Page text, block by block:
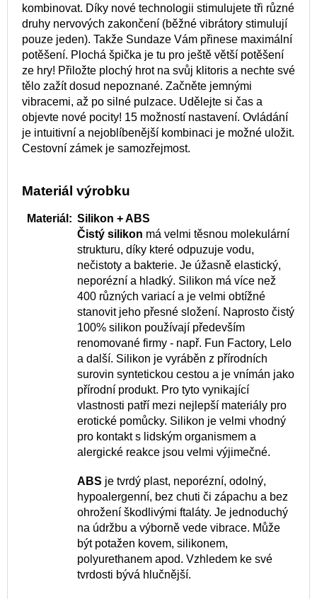
kombinovat. Díky nové technologii stimulujete tři různé
druhy nervových zakončení (běžné vibrátory stimulují
pouze jeden). Takže Sundaze Vám přinese maximální
potěšení. Plochá špička je tu pro ještě větší potěšení
ze hry! Přiložte plochý hrot na svůj klitoris a nechte své
tělo zažít dosud nepoznané. Začněte jemnými
vibracemi, až po silné pulzace. Udělejte si čas a
objevte nové pocity! 15 možností nastavení. Ovládání
je intuitivní a nejoblíbenější kombinaci je možné uložit.
Cestovní zámek je samozřejmost.
Materiál výrobku
Materiál: Silikon + ABS
Čistý silikon má velmi těsnou molekulární
strukturu, díky které odpuzuje vodu,
nečistoty a bakterie. Je úžasně elastický,
neporézní a hladký. Silikon má více než
400 různých variací a je velmi obtížné
stanovit jeho přesné složení. Naprosto čistý
100% silikon používají především
renomované firmy - např. Fun Factory, Lelo
a další. Silikon je vyráběn z přírodních
surovin syntetickou cestou a je vnímán jako
přírodní produkt. Pro tyto vynikající
vlastnosti patří mezi nejlepší materiály pro
erotické pomůcky. Silikon je velmi vhodný
pro kontakt s lidským organismem a
alergické reakce jsou velmi výjimečné.
ABS je tvrdý plast, neporézní, odolný,
hypoalergenní, bez chuti či zápachu a bez
ohrožení škodlivými ftaláty. Je jednoduchý
na údržbu a výborně vede vibrace. Může
být potažen kovem, silikonem,
polyurethanem apod. Vzhledem ke své
tvrdosti bývá hlučnější.